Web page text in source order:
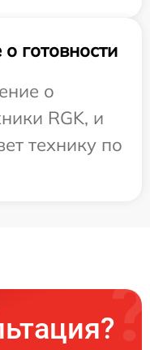
готовности
о
RGK, и
технику по